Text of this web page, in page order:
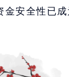
金安全性已